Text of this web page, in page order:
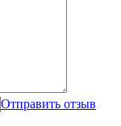
Отправить отзыв